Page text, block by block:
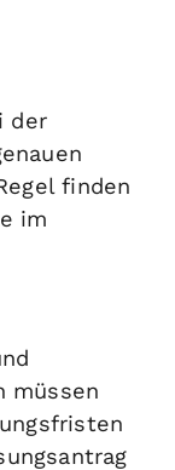
der
finden
im
müssen